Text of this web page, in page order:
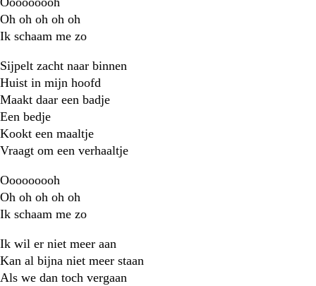
Oh oh oh oh oh
Ik schaam me zo
Sijpelt zacht naar binnen
Huist in mijn hoofd
Maakt daar een badje
Een bedje
Kookt een maaltje
Vraagt om een verhaaltje
Ooooooooh
Oh oh oh oh oh
Ik schaam me zo
Ik wil er niet meer aan
Kan al bijna niet meer staan
Als we dan toch vergaan